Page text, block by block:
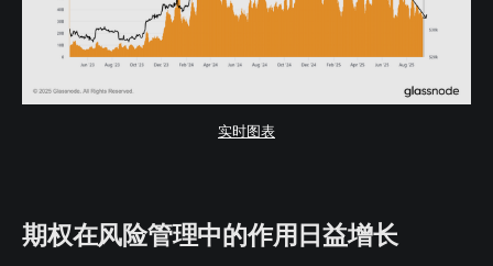
实时图表
期权在风险管理中的作用日益增长